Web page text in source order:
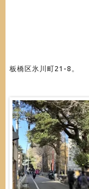
板橋区氷川町21-8。